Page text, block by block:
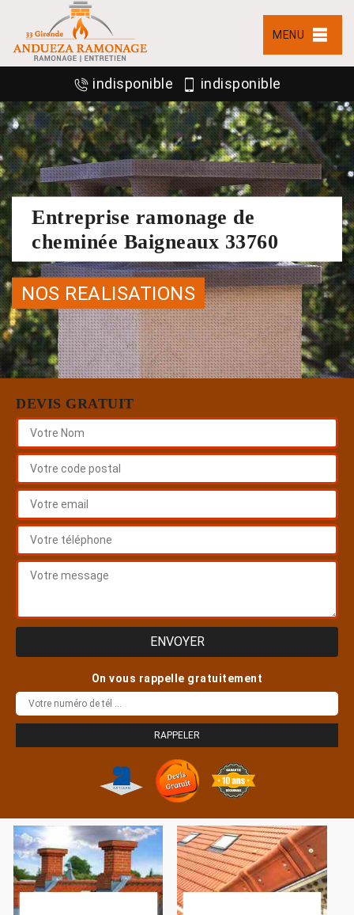
MENU
indisponible indisponible
Entreprise ramonage de
cheminée Baigneaux 33760
NOS REALISATIONS
DEVIS GRATUIT
On vous rappelle gratuitement